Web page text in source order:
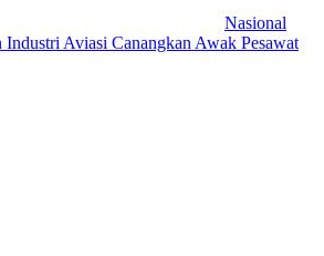
Nasional
Aviasi Canangkan Awak Pesawat